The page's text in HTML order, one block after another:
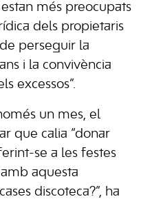
més preocupats
dels propietaris
perseguir la
i la convivència
excessos”.
un mes, el
que calia “donar
se a les festes
aquesta
discoteca?”, ha